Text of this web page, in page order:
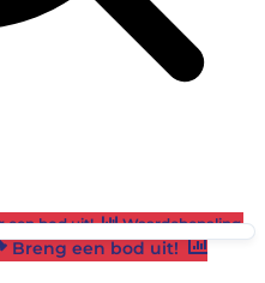
een bod uit! Waardebepaling
Breng een bod uit!